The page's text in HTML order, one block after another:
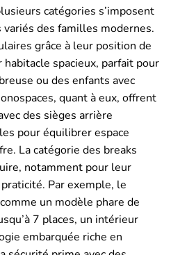
catégories s’imposent
des familles modernes.
grâce à leur position de
spacieux, parfait pour
ou des enfants avec
quant à eux, offrent
des sièges arrière
pour équilibrer espace
La catégorie des breaks
notamment pour leur
Par exemple, le
un modèle phare de
7 places, un intérieur
embarquée riche en